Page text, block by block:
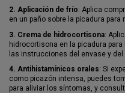
2. Aplicación de frío: Aplica
en un paño sobre la picadura
3. Crema de hidrocortisona:
hidrocortisona en la picadura
las instrucciones del envase y
4. Antihistamínicos orales: Si
como picazón intensa, puedes
para aliviar los síntomas, y